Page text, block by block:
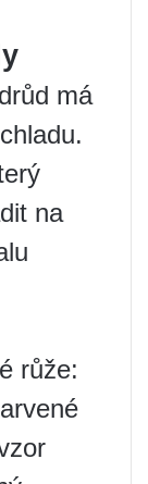
má
na
růže: